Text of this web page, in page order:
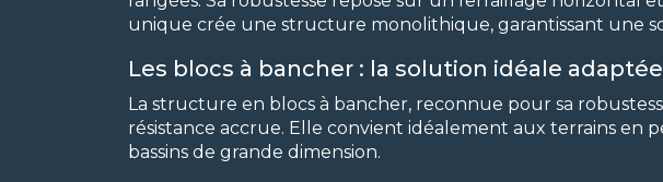
unique crée une structure monolithique, garantissant une
Les blocs à bancher : la solution idéale
La structure en blocs à bancher, reconnue pour sa
résistance accrue. Elle convient idéalement aux terrains en
bassins de grande dimension.